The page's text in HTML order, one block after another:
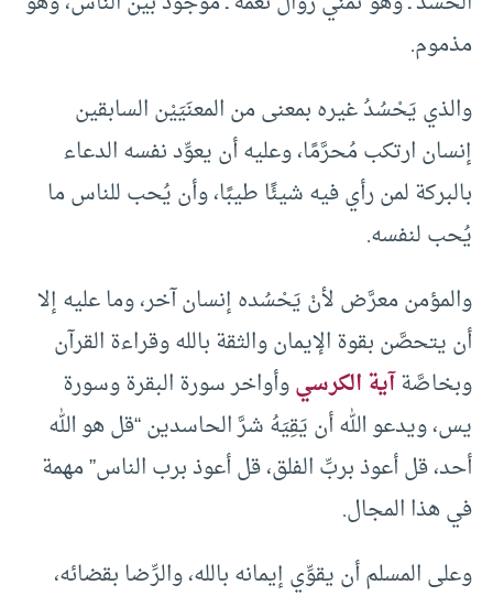
مذموم.
والذي يَحْسُدُ غيره بمعنى من المعنَيَيْن السابقين
إنسان ارتكب مُحرَّمًا، وعليه أن يعوِّد نفسه الدعاء
بالبركة لمن رأي فيه شيئًا طيبًا، وأن يُحب للناس ما
يُحب لنفسه.
والمؤمن معرَّض لأنْ يَحْسُده إنسان آخر، وما عليه إلا
أن يتحصَّن بقوة الإيمان والثقة بالله وقراءة القرآن
وبخاصَّةآية الكرسيوأواخر سورة البقرة وسورة
يس، ويدعو الله أن يَقِيَهُ شرَّ الحاسدين “قل هو الله
أحد، قل أعوذ بربِّ الفلق، قل أعوذ برب الناس” مهمة
في هذا المجال.
وعلى المسلم أن يقوِّي إيمانه بالله، والرِّضا بقضائه،